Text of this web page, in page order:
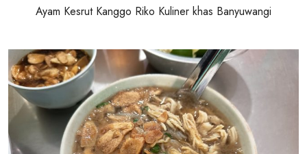
Ayam Kesrut Kanggo Riko Kuliner khas Banyuwangi